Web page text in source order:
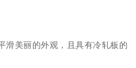
滑美丽的外观，且具有冷轧板的